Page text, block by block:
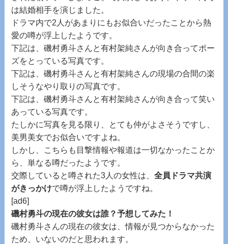
は結婚相手を演じました。
ドラマ内で2人があまりにもお似合いだったことから熱
愛の噂が浮上したようです。
下記は、磯村勇斗さんと有村架純さんが向き合ってポー
ズをとっている写真です。
下記は、磯村勇斗さんと有村架純さんの現場の合間の楽
しそうなやり取りの写真です。
下記は、磯村勇斗さんと有村架純さんが向き合って笑い
あっている写真です。
たしかに写真を見る限り、とても仲がよさそうですし、
美男美女でお似合いですよね。
しかし、こちらも目撃情報や報道は一切なかったことか
ら、単なる噂だったようです。
交際していると噂された3人の女性は、全員ドラマ共演
がきっかけで噂が浮上したようですね。
[ad6]
磯村勇斗の現在の彼女は誰？予想してみた！
磯村勇斗さんの現在の彼女は、情報が見つからなかった
ため、いないのだと思われます。